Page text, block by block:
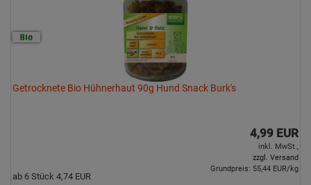
Getrocknete Bio Hühnerhaut 90g Hund Snack Burk's
4,99 EUR
inkl. MwSt.,
zzgl. Versand
ab 6 Stück 4,74 EUR
Grundpreis: 55,44 EUR/kg